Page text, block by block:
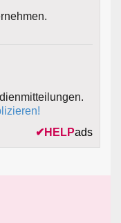
✔ HELPads